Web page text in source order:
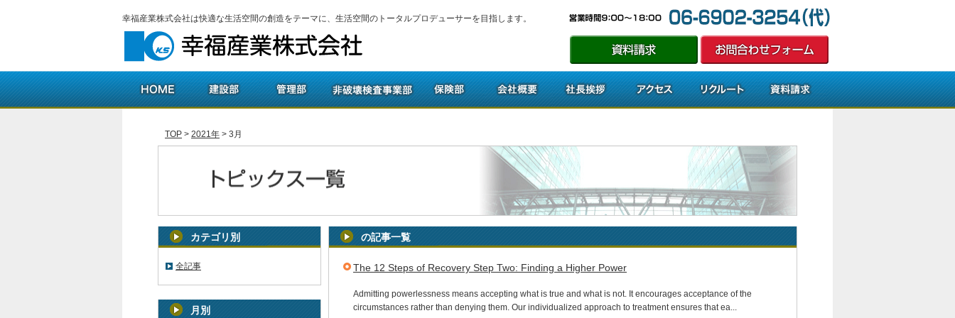
幸福産業株式会社は快適な生活空間の創造をテーマに、生活空間のトータルプロデューサーを目指します。
TOP > 2021年 > 3月
の記事一覧
The 12 Steps of Recovery Step Two: Finding a Higher Power
Admitting powerlessness means accepting what is true and what is not. It encourages acceptance of the
circumstances rather than denying them. Our individualized approach to treatment ensures that ea...
カテゴリ別
全記事
月別